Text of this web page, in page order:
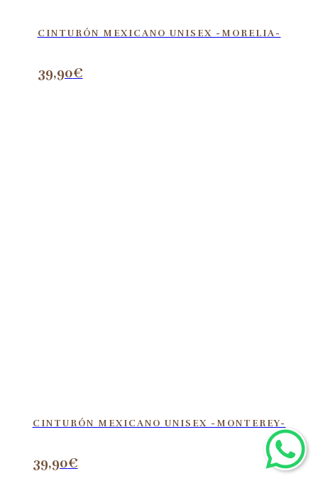
CINTURÓN MEXICANO UNISEX -MORELIA-
39,90€
CINTURÓN MEXICANO UNISEX -MONTEREY-
39,90€